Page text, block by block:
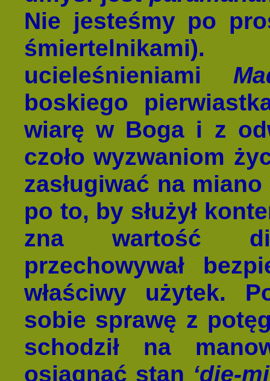
Nie jesteśmy po
śmiertelnikami).
ucieleśnieniami
boskiego
wiarę w Boga i z
czoło wyzwaniom
zasługiwać na
po to, by służył
zna wartość
przechowywał
właściwy użytek.
sobie sprawę z
schodził na
osiągnąć stan ‘die-